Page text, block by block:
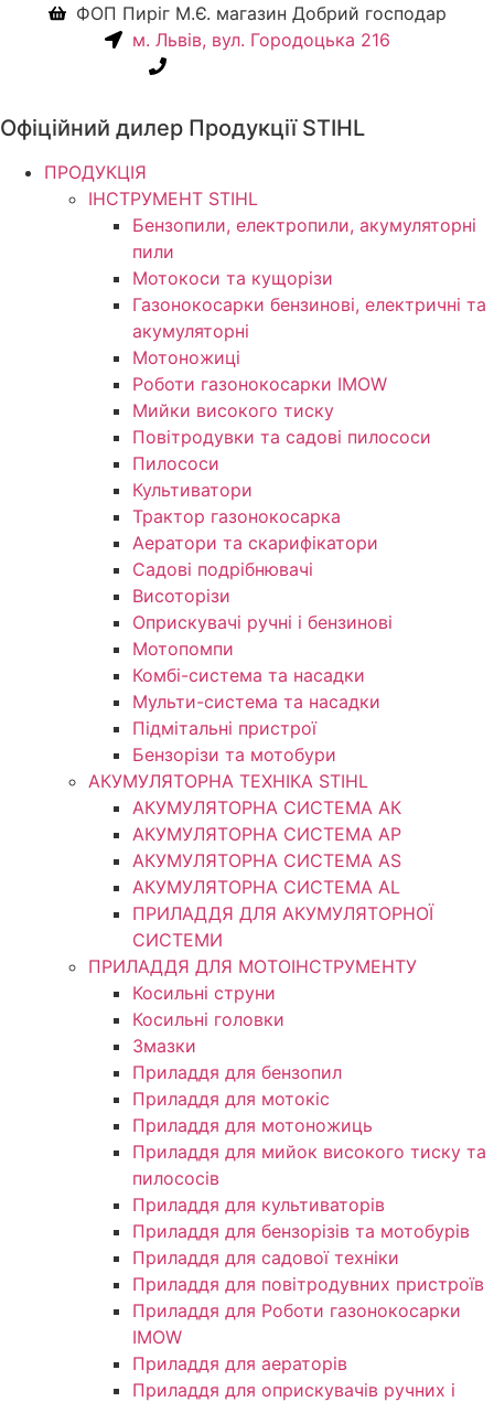
Перейти ФОП Пиріг М.Є. магазин Добрий господар
м. Львів, вул. Городоцька 216
Офіційний дилер Продукції STIHL
ПРОДУКЦІЯ
ІНСТРУМЕНТ STIHL
Бензопили, електропили, акумуляторні
пили
Мотокоси та кущорізи
Газонокосарки бензинові, електричні та
акумуляторні
Мотоножиці
Роботи газонокосарки IMOW
Мийки високого тиску
Повітродувки та садові пилососи
Пилососи
Культиватори
Трактор газонокосарка
Аератори та скарифікатори
Садові подрібнювачі
Висоторізи
Оприскувачі ручні і бензинові
Мотопомпи
Комбі-система та насадки
Мульти-система та насадки
Підмітальні пристрої
Бензорізи та мотобури
АКУМУЛЯТОРНА ТЕХНІКА STIHL
АКУМУЛЯТОРНА СИСТЕМА АК
АКУМУЛЯТОРНА СИСТЕМА АР
АКУМУЛЯТОРНА СИСТЕМА AS
АКУМУЛЯТОРНА СИСТЕМА AL
ПРИЛАДДЯ ДЛЯ АКУМУЛЯТОРНОЇ
СИСТЕМИ
ПРИЛАДДЯ ДЛЯ МОТОІНСТРУМЕНТУ
Косильні струни
Косильні головки
Змазки
Приладдя для бензопил
Приладдя для мотокіс
Приладдя для мотоножиць
Приладдя для мийок високого тиску та
пилососів
Приладдя для культиваторів
Приладдя для бензорізів та мотобурів
Приладдя для садової техніки
Приладдя для повітродувних пристроїв
Приладдя для Роботи газонокосарки
IMOW
Приладдя для аераторів
Приладдя для оприскувачів ручних і